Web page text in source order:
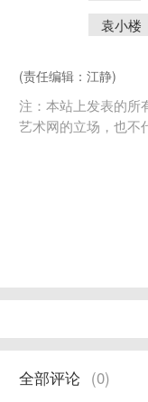
袁小楼
(责任编辑：江静)
注：本站上发表的所
艺术网的立场，也不
全部评论 (0)